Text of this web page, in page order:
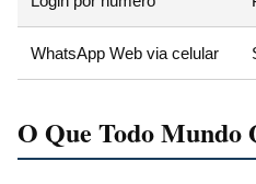
WhatsApp Web via celular
O Que Todo Mundo